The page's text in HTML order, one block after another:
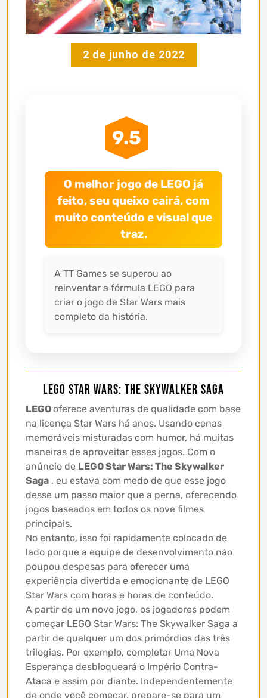
2 de junho de 2022
9.5
O melhor jogo de LEGO já
feito, seu queixo cairá, com
muito conteúdo e visual que
traz.
A TT Games se superou ao
reinventar a fórmula LEGO para
criar o jogo de Star Wars mais
completo da história.
LEGO Star Wars: The Skywalker Saga
LEGOoferece aventuras de qualidade com base
na licença Star Wars há anos. Usando cenas
memoráveis ​​misturadas com humor, há muitas
maneiras de aproveitar esses jogos. Com o
anúncio de LEGO Star Wars: The Skywalker
Saga , eu estava com medo de que esse jogo
desse um passo maior que a perna, oferecendo
jogos baseados em todos os nove filmes
principais.
No entanto, isso foi rapidamente colocado de
lado porque a equipe de desenvolvimento não
poupou despesas para oferecer uma
experiência divertida e emocionante de LEGO
Star Wars com horas e horas de conteúdo.
A partir de um novo jogo, os jogadores podem
começar LEGO Star Wars: The Skywalker Saga a
partir de qualquer um dos primórdios das três
trilogias. Por exemplo, completar Uma Nova
Esperança desbloqueará o Império Contra-
Ataca e assim por diante. Independentemente
de onde você começar, prepare-se para um